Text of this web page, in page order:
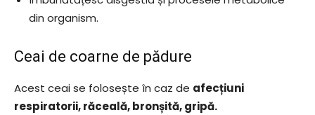
din organism.
Ceai de coarne de pădure
Acest ceai se folosește în caz de afecțiuni
respiratorii, răceală, bronșită, gripă.